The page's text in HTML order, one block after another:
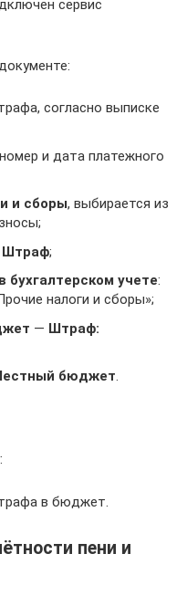
сервис
согласно выписке
и дата платежного
и сборы, выбирается из
Штраф;
бухгалтерском учете:
налоги и сборы»;
— Штраф:
бюджет.
в бюджет.
пени и